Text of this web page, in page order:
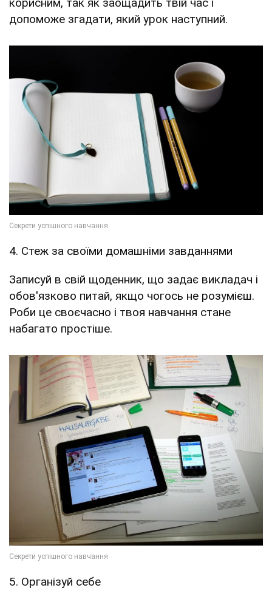
корисним, так як заощадить твій час і
допоможе згадати, який урок наступний.
4. Стеж за своїми домашніми завданнями
Записуй в свій щоденник, що задає викладач і
обов'язково питай, якщо чогось не розумієш.
Роби це своєчасно і твоя навчання стане
набагато простіше.
5. Організуй себе